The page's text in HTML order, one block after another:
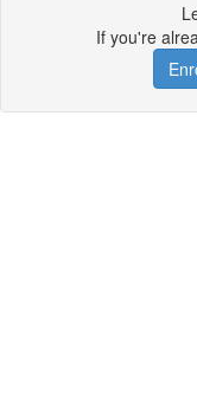
If you're